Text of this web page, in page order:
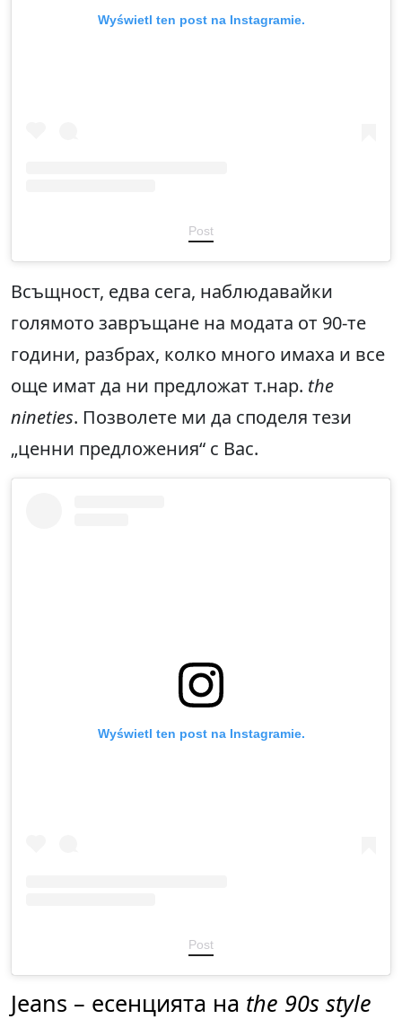
Wyświetl ten post na Instagramie.
Post
Всъщност, едва сега, наблюдавайки
голямото завръщане на модата от 90-те
години, разбрах, колко много имаха и все
още имат да ни предложат т.нар. the
nineties. Позволете ми да споделя тези
„ценни предложения“ с Вас.
Wyświetl ten post na Instagramie.
Post
Jeans – есенцията на the 90s style